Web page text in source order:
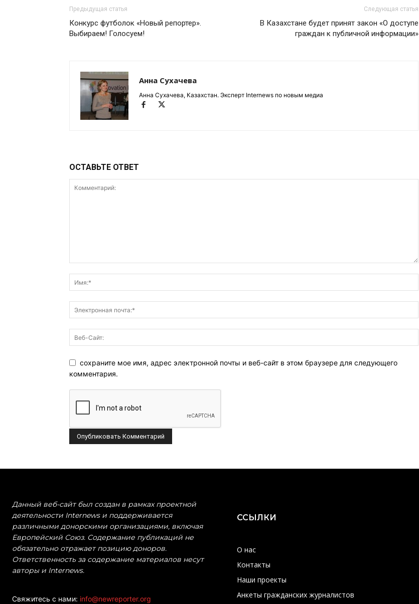
Предыдущая статья
Конкурс футболок «Новый репортер».
Выбираем! Голосуем!
Следующая статья
В Казахстане будет принят закон «О доступе
граждан к публичной информации»
Анна Сухачева
Анна Сухачева, Казахстан. Эксперт Internews по новым медиа
ОСТАВЬТЕ ОТВЕТ
сохраните мое имя, адрес электронной почты и веб-сайт в этом браузере для следующего
комментария.
Данный веб-сайт был создан в рамках проектной
деятельности Internews и поддерживается
различными донорскими организациями, включая
Европейский Союз. Содержание публикаций не
обязательно отражает позицию доноров.
Ответственность за содержание материалов несут
авторы и Internews.
Свяжитесь с нами: info@newreporter.org
ССЫЛКИ
О нас
Контакты
Наши проекты
Анкеты гражданских журналистов